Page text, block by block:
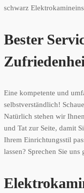
schwarz
Bester
Eine kompetente und
selbstverständlich!
Natürlich stehen wir
und Tat zur Seite, damit
Ihrem Einrichtungsstil
lassen? Sprechen Sie uns